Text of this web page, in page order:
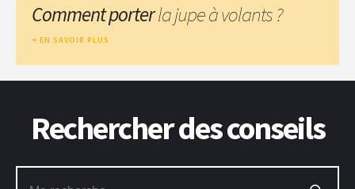
Comment porterla jupe à volants ?
EN SAVOIR PLUS
Rechercher des conseils